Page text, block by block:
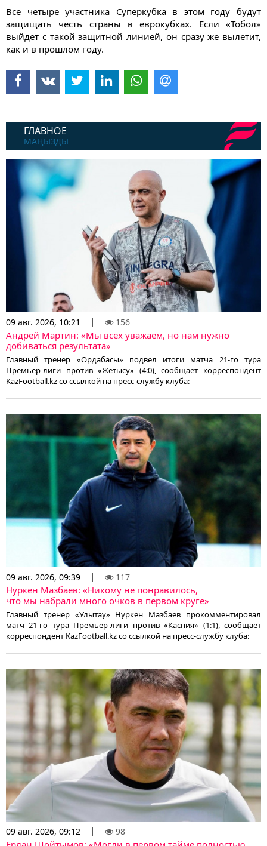
ГЛАВНОЕ
МАҢЫЗДЫ
09 авг. 2026, 10:21 156
Андрей Мартин: «Мы всех уважаем, но нам нужно
добиваться результата»
Главный тренер «Ордабасы» подвел итоги матча 21-го тура
Премьер-лиги против «Жетысу» (4:0), сообщает корреспондент
KazFootball.kz со ссылкой на пресс-службу клуба:
09 авг. 2026, 09:39 117
Нуркен Мазбаев: «Никому не понравилось,
что мы набрали много очков в первом круге»
Главный тренер «Улытау» Нуркен Мазбаев прокомментировал
матч 21-го тура Премьер-лиги против «Каспия» (1:1), сообщает
корреспондент KazFootball.kz со ссылкой на пресс-службу клуба:
09 авг. 2026, 09:12 98
Все четыре участника Суперкубка в этом году будут
защищать честь страны в еврокубках. Если «Тобол»
выйдет с такой защитной линией, он сразу же вылетит,
как и в прошлом году.